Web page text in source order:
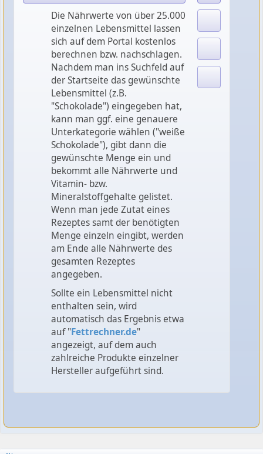
Die Nährwerte von über 25.000
einzelnen Lebensmittel lassen
sich auf dem Portal kostenlos
berechnen bzw. nachschlagen.
Nachdem man ins Suchfeld auf
der Startseite das gewünschte
Lebensmittel (z.B.
"Schokolade") eingegeben hat,
kann man ggf. eine genauere
Unterkategorie wählen ("weiße
Schokolade"), gibt dann die
gewünschte Menge ein und
bekommt alle Nährwerte und
Vitamin- bzw.
Mineralstoffgehalte gelistet.
Wenn man jede Zutat eines
Rezeptes samt der benötigten
Menge einzeln eingibt, werden
am Ende alle Nährwerte des
gesamten Rezeptes
angegeben.
Sollte ein Lebensmittel nicht
enthalten sein, wird
automatisch das Ergebnis etwa
auf "Fettrechner.de"
angezeigt, auf dem auch
zahlreiche Produkte einzelner
Hersteller aufgeführt sind.